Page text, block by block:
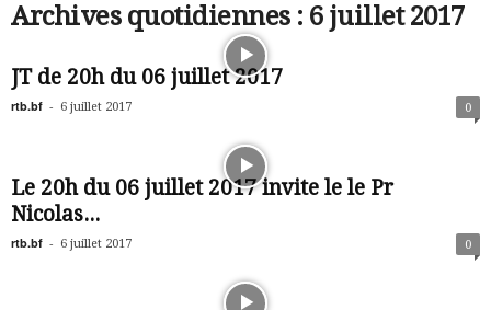
Archives quotidiennes : 6 juillet 2017
JT de 20h du 06 juillet 2017
rtb.bf - 6 juillet 2017 0
Le 20h du 06 juillet 2017 invite le le Pr
Nicolas...
rtb.bf - 6 juillet 2017 0